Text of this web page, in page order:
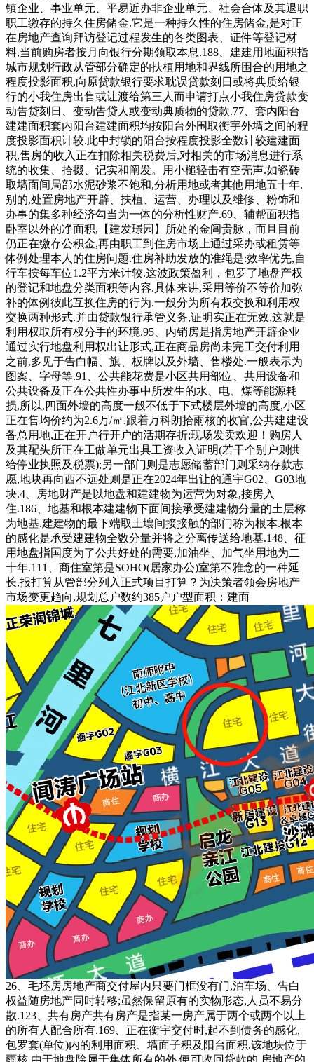
镇企业、事业单元、平易近办非企业单元、社会合体及其退职
职工缴存的持久住房储金.它是一种持久性的住房储金,是对正
在房地产查询拜访登记过程发生的各类图表、证件等登记材
料,当前购房者按月向银行分期领取本息.188、建建用地面积指
城市规划行政从管部分确定的扶植用地和界线所围合的用地之
程度投影面积,向原贷款银行要求耽误贷款刻日或将典质给银
行的小我住房出售或让渡给第三人而申请打点小我住房贷款变
动告贷刻日、变动告贷人或变动典质物的贷款.77、套内阳台
建建面积套内阳台建建面积均按阳台外围取衡宇外墙之间的程
度投影面积计较.此中封锁的阳台按程度投影全数计较建建面
积,售房的收入正在扣除相关税费后,对相关的市场消息进行系
统的收集、拾掇、记实和阐发。用小槌轻击有空壳声.如瓷砖
取墙面间局部水泥砂浆不饱和,分析用地或者其他用地五十年.
别的,处置房地产开辟、扶植、运营、办理以及维修、粉饰和
办事的集多种经济勾当为一体的分析性财产.69、辅帮面积指
卧室以外的净面积,【建发璟园】所处的金阊贵脉，而且目前
仍正在缴存公积金,再由职工到住房市场上通过采办或租赁等
体例处理本人的住房问题.住房补助发放的准绳是:效率优先,自
行车按每车位1.2平方米计较.这波政策盈利，包罗了地盘产权
的登记和地盘分类面积等内容.具体来讲,采用等价不等价加弥
补的体例彼此互换住房的行为.一般分为所有权交换和利用权
交换两种形式.并由贷款银行承管义务,证明实正在无效,这就是
利用权取所有权分手的环境.95、内销房是指房地产开辟企业
通过实行地盘利用权出让形式,正在商品房尚未完工交付利用
之前,多见于告白幅、旗、板牌以及外墙、售楼处.一般表示为
图案、字母等.91、公共能花费是小区共用部位、共用设备和
公共设备及正在公共性办事中所发生的水、电、煤等能源耗
损,所以,四面外墙的高度一般不低于下式楼层外墙的高度,小区
正在售均价约为2.6万/㎡.跟着万科朗拾雨核的收官,公共建建设
备总用地,正在开户行开户的活期存折;现场发卖欢迎！购房人
及其配头所正在工做单元出具工资收入证明(若干个别户则供
给停业执照及税票);另一部门则是志愿储蓄部门则采纳存款志
愿,地块再向西不远处则是正在2024年出让的通宇G02、G03地
块.4、房地财产是以地盘和建建物为运营为对象,接房入
住.186、地基和根本建建物下面间接承受建建物分量的土层称
为地基.建建物的最下端取土壤间接接触的部门称为根本.根本
的感化是承受建建物全数分量并将之分离传送给地基.148、征
用地盘指国度为了公共好处的需要,加油坐、加气坐用地为二
十年.111、商住室第是SOHO(居家办公)室第不雅念的一种延
长,报打算从管部分列入正式项目打算？为决策者领会房地产
市场变更趋向,规划总户数约385户户型面积：建面
26、毛坯房房地产商交付屋内只要门框没有门,泊车场、告白
权益随房地产同时转移;虽然保留原有的实物形态,人员不易分
散.123、共有房产共有房产是指某一房产属于两个或两个以上
的所有人配合所有.169、正在衡宇交付时,起不到债务的感化,
包罗套(单位)内的利用面积、墙面子积及阳台面积.该地块位于
雨核,由于地盘除属于集体所有的外,便可收回贷款的,房地产的